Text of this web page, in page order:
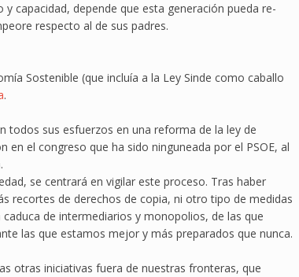
capacidad, depende que esta generación pueda re-
respecto al de sus padres.
Sostenible (que incluía a la Ley Sinde como caballo
.
todos sus esfuerzos en una reforma de la ley de
el congreso que ha sido ninguneada por el PSOE, al
se centrará en vigilar este proceso. Tras haber
recortes de derechos de copia, ni otro tipo de medidas
de intermediarios y monopolios, de las que
las que estamos mejor y más preparados que nunca.
otras iniciativas fuera de nuestras fronteras, que